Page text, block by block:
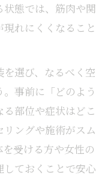
状態では、筋肉や関
れにくくなること
選び、なるべく空
事前に「どのよう
部位や症状はどこ
ングや施術がスム
受ける方や女性の
ておくことで安心